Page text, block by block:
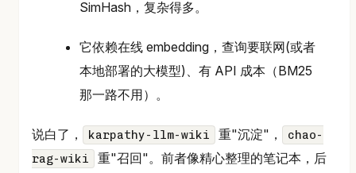
SimHash，复杂得多。
它依赖在线 embedding，查询要联网(或者
本地部署的大模型)、有 API 成本（BM25
那一路不用）。
说白了， karpathy-llm-wiki 重"沉淀"，
chao-
rag-wiki
重"召回"。前者像精心整理的笔记本，后